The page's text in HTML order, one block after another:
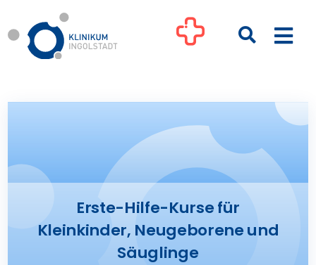
Inhalt
springen
Pflege
Erste-Hilfe-Kurse für
Kleinkinder, Neugeborene und
Säuglinge